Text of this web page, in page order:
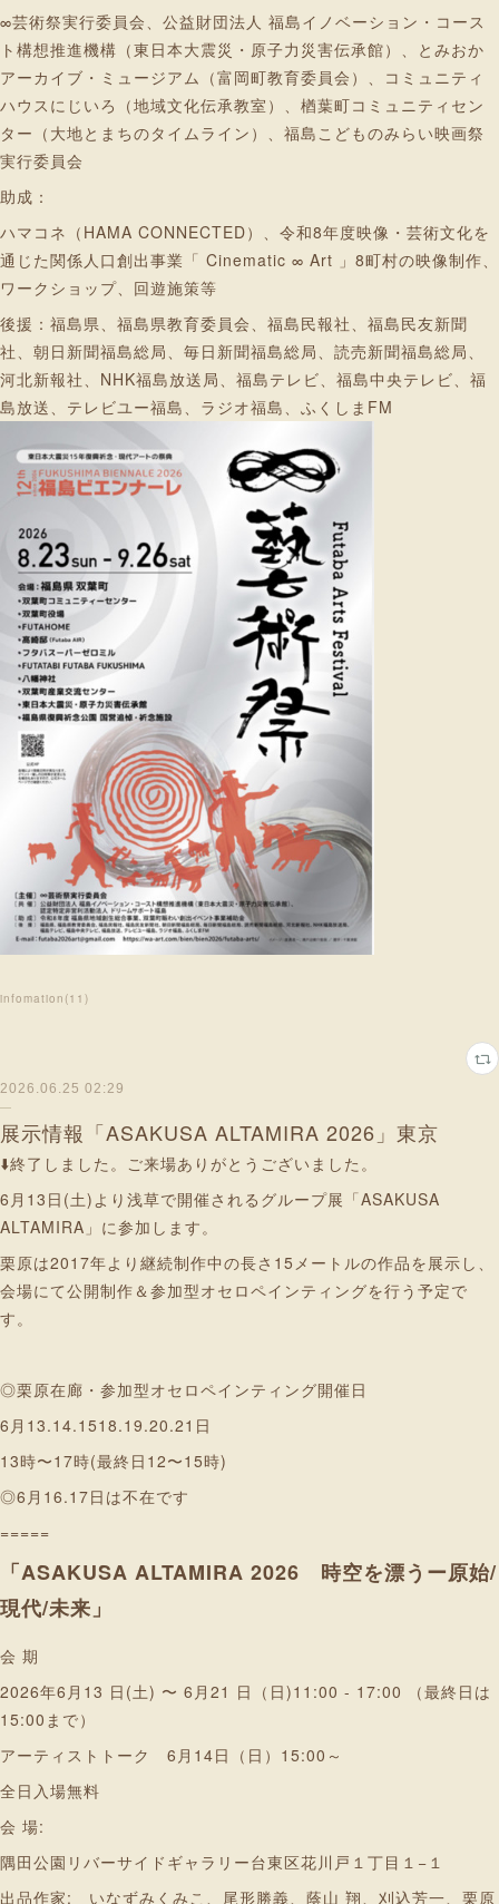
∞芸術祭実行委員会、公益財団法人 福島イノベーション・コース
ト構想推進機構（東日本大震災・原子力災害伝承館）、とみおか
アーカイブ・ミュージアム（富岡町教育委員会）、コミュニティ
ハウスにじいろ（地域文化伝承教室）、楢葉町コミュニティセン
ター（大地とまちのタイムライン）、福島こどものみらい映画祭
実行委員会
助成：
ハマコネ（HAMA CONNECTED）、令和8年度映像・芸術文化を
通じた関係人口創出事業「 Cinematic ∞ Art 」8町村の映像制作、
ワークショップ、回遊施策等
後援：福島県、福島県教育委員会、福島民報社、福島民友新聞
社、朝日新聞福島総局、毎日新聞福島総局、読売新聞福島総局、
河北新報社、NHK福島放送局、福島テレビ、福島中央テレビ、福
島放送、テレビユー福島、ラジオ福島、ふくしまFM
infomation (11 )
2026.06.25 02:29
展示情報「ASAKUSA ALTAMIRA 2026」東京
⬇️終了しました。ご来場ありがとうございました。
6月13日(土)より浅草で開催されるグループ展「ASAKUSA
ALTAMIRA」に参加します。
栗原は2017年より継続制作中の長さ15メートルの作品を展示し、
会場にて公開制作＆参加型オセロペインティングを行う予定で
す。
◎栗原在廊・参加型オセロペインティング開催日
6月13.14.1518.19.20.21日
13時〜17時(最終日12〜15時)
◎6月16.17日は不在です
=====
「ASAKUSA ALTAMIRA 2026 時空を漂うー原始/
現代/未来」
会 期
2026年6月13 日(土) 〜 6月21 日（日)11:00 - 17:00 （最終日は
15:00まで）
アーティストトーク 6月14日（日）15:00～
全日入場無料
会 場:
隅田公園リバーサイドギャラリー台東区花川戸１丁目１−１
出品作家: いなずみくみこ、尾形勝義、蔭山 翔、刈込芳一、栗原